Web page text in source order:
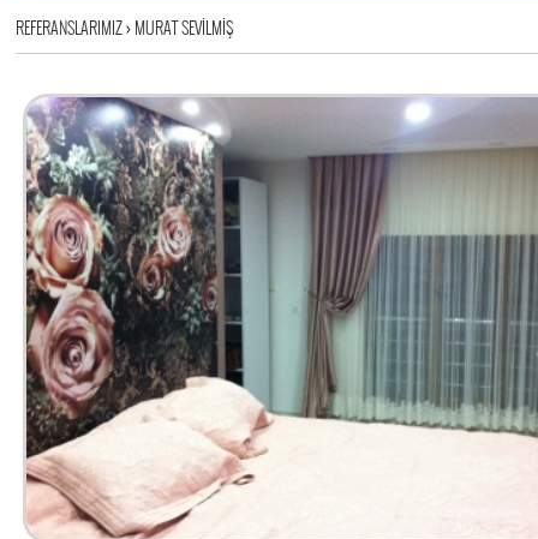
REFERANSLARIMIZ›MURAT SEVİLMİŞ